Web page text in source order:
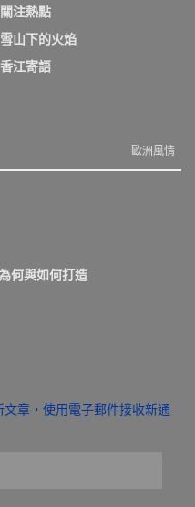
關注熱點
雪山下的火焰
香江寄語
歐洲風情
何與如何打造
章，使用電子郵件接收新通